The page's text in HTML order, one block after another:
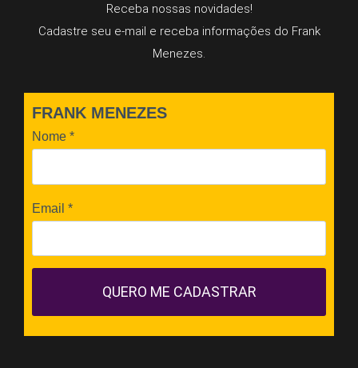
Receba nossas novidades!
Cadastre seu e-mail e receba informações do Frank
Menezes.
FRANK MENEZES
Nome *
Email *
QUERO ME CADASTRAR